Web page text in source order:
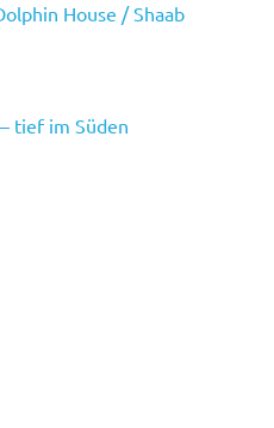
House / Shaab
tief im Süden